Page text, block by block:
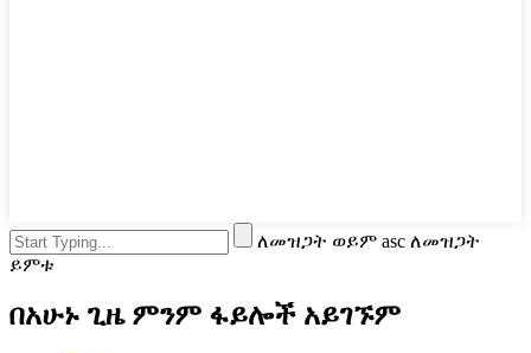
ለመዝጋት ወይም asc ለመዝጋት
ይምቱ
በአሁኑ ጊዜ ምንም ፋይሎች አይገኙም